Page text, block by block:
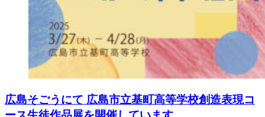
広島そごうにて 広島市立基町高等学校創造表現コ